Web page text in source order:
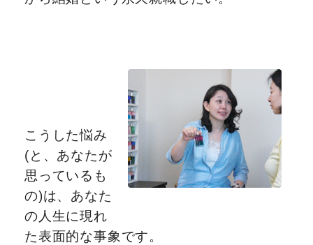
こうした悩み
(と、あなたが
思っているも
の)は、あなた
の人生に現れ
た表面的な事象です。